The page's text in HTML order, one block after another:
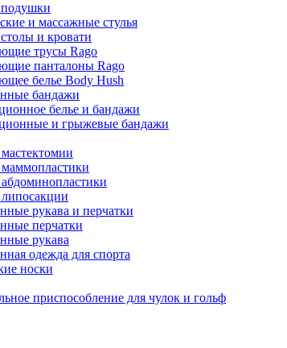
и массажные стулья
и кровати
трусы Rago
панталоны Rago
белье Body Hush
бандажи
белье и бандажи
и грыжевые бандажи
маммопластики
абдоминопластики
липосакции
рукава и перчатки
перчатки
рукава
одежда для спорта
носки
приспособление для чулок и гольф